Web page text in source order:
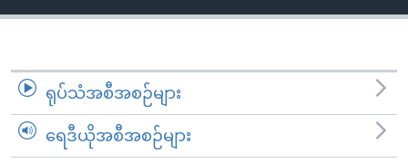
ရုပ်သံအစီအစဉ်များ
ရေဒီယိုအစီအစဉ်များ